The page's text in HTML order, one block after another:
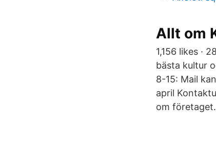
Allt om
1,156 likes ·
bästa kultur
8-15: Mail
april
om företaget.